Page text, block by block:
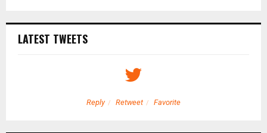
LATEST TWEETS
Reply Retweet Favorite